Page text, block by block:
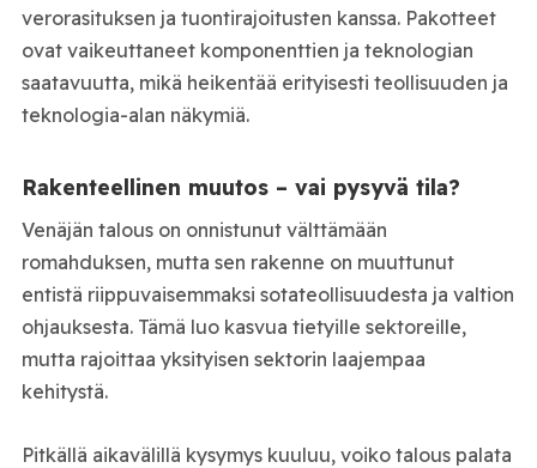
verorasituksen ja tuontirajoitusten kanssa. Pakotteet
ovat vaikeuttaneet komponenttien ja teknologian
saatavuutta, mikä heikentää erityisesti teollisuuden ja
teknologia-alan näkymiä.
Rakenteellinen muutos – vai pysyvä tila?
Venäjän talous on onnistunut välttämään
romahduksen, mutta sen rakenne on muuttunut
entistä riippuvaisemmaksi sotateollisuudesta ja valtion
ohjauksesta. Tämä luo kasvua tietyille sektoreille,
mutta rajoittaa yksityisen sektorin laajempaa
kehitystä.
Pitkällä aikavälillä kysymys kuuluu, voiko talous palata